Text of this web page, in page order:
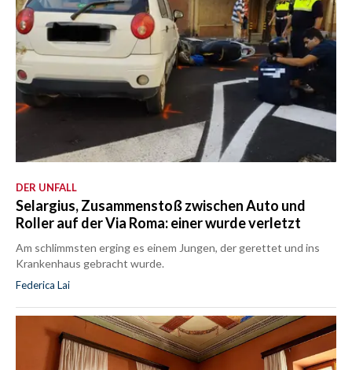
DER UNFALL
Selargius, Zusammenstoß zwischen Auto und
Roller auf der Via Roma: einer wurde verletzt
Am schlimmsten erging es einem Jungen, der gerettet und ins
Krankenhaus gebracht wurde.
Federica Lai